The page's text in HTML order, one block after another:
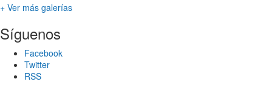
+ Ver más galerías
Síguenos
Facebook
Twitter
RSS